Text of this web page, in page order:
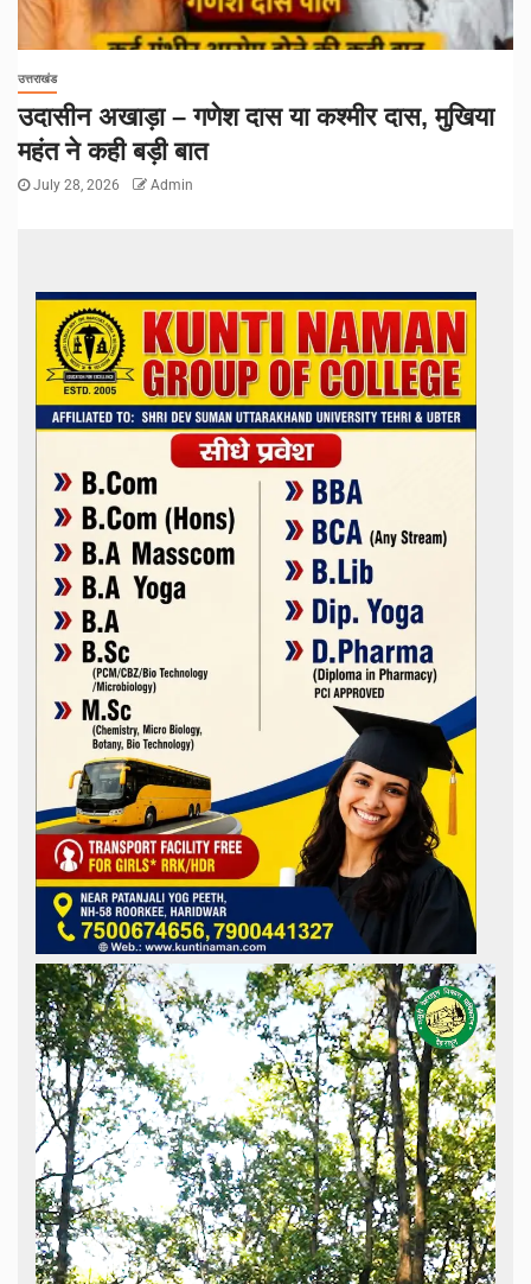
उत्तराखंड
उदासीन अखाड़ा – गणेश दास या कश्मीर दास, मुखिया
महंत ने कही बड़ी बात
July 28, 2026 Admin